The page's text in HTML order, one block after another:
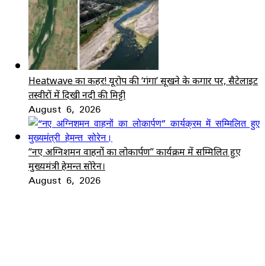
Heatwave का कहर! यूरोप की ‘गंगा’ सूखने के कगार पर, सैटेलाइट
तस्वीरों में दिखी नदी की मिट्टी
August 6, 2026
“नए अग्निशमन वाहनों का लोकार्पण” कार्यक्रम में सम्मिलित हुए
मुख्यमंत्री हेमन्त सोरेन।
August 6, 2026